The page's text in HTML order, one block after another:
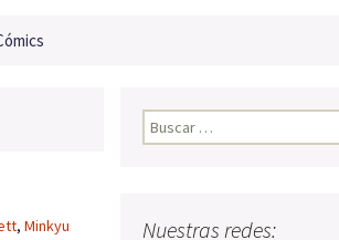
, Minkyu
Buscar:
Nuestras redes: